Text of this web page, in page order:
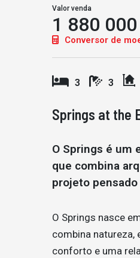
Valor venda
1 880
Conversor de
3 3
Springs at the
O Springs é um
que combina
projeto
O Springs nasce
combina natureza,
conforto e uma